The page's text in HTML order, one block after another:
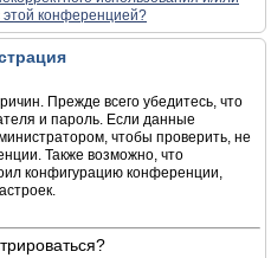
этой конференцией?
Прежде всего убедитесь, что
и пароль. Если данные
чтобы проверить, не
Также возможно, что
конфигурацию конференции,